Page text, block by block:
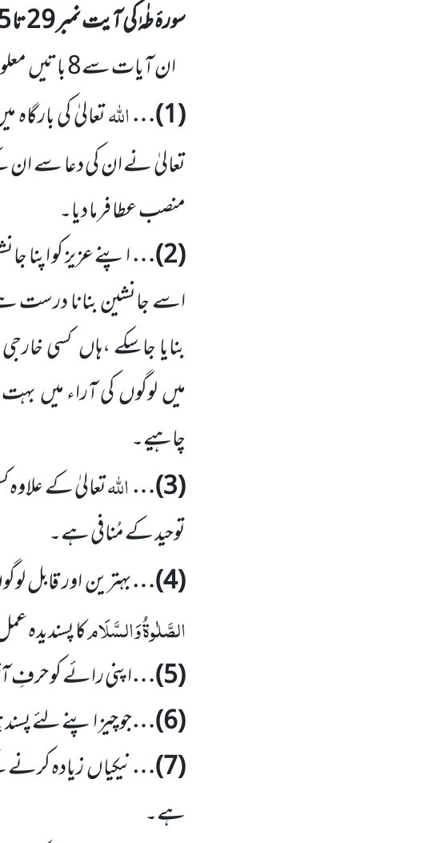
سورۂ طٰہٰ کی آیت نمبر29تا
ان آیات سے8باتیں
(
1
)…اللہتعالیٰ کی بارگاہ
تعالیٰ نے ان کی دعا سے
منصب عطا فرما دیا۔
(
2
)…اپنے عزیز کو اپنا
اسے جانشین بنانا درست
بنایا جاسکے ،ہاں کسی
میںلوگوںکی آراء میںبہت
چاہیے۔
(
3
)…اللہتعالیٰ کے
توحید کے مُنافی ہے۔
(
4
)…بہترین اور قابل
الصَّلٰوۃُ وَالسَّلَامکا پسندیدہ
(
5
)…اپنی رائے کو حرفِ
(
6
)…جو چیز اپنے لئے
(
7
)…نیکیاںزیادہ
ہے۔